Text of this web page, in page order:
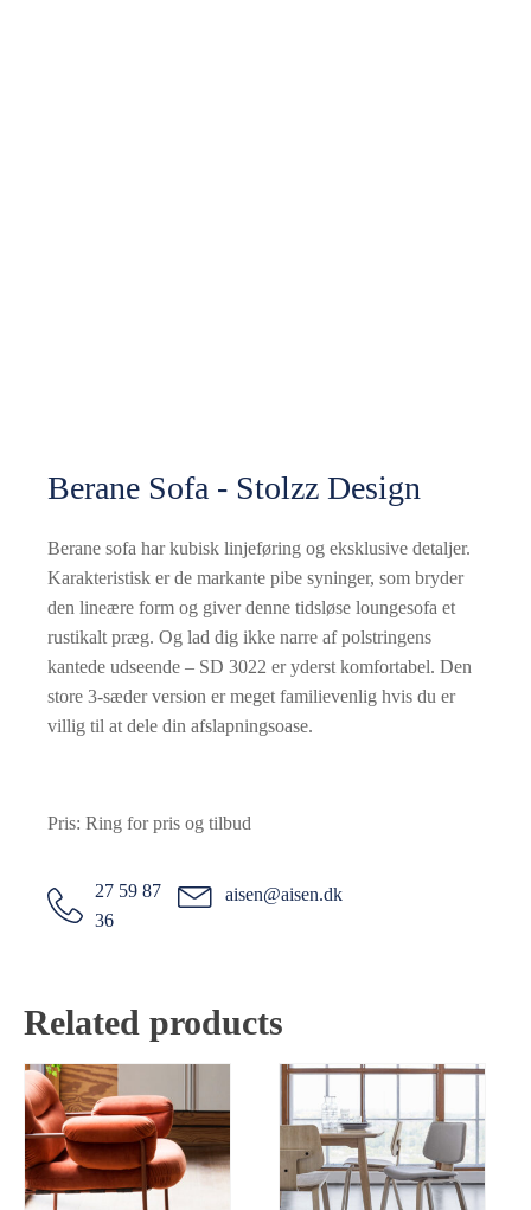
Berane Sofa - Stolzz Design
Berane sofa har kubisk linjeføring og eksklusive detaljer.
Karakteristisk er de markante pibe syninger, som bryder
den lineære form og giver denne tidsløse loungesofa et
rustikalt præg. Og lad dig ikke narre af polstringens
kantede udseende – SD 3022 er yderst komfortabel. Den
store 3-sæder version er meget familievenlig hvis du er
villig til at dele din afslapningsoase.
Pris: Ring for pris og tilbud
27 59 87
36
aisen@aisen.dk
Related products